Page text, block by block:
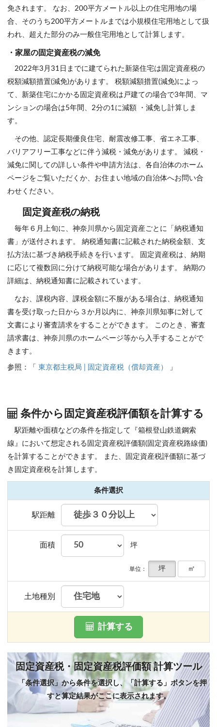
免されます。 なお、200平方メートル以上の住宅用地の場
合、そのうち200平方メートルまでは小規模住宅用地として扱
われ、超えた部分のみ一般住宅用地として計算します。
・家屋の固定資産税の減免
2022年3月31日までに建てられた新築住宅は固定資産税の
税額減額措置(減免)があります。 税額減額措置(減免)によっ
て、新築住宅にかかる固定資産税は戸建ての場合で3年間、マ
ンションの場合は5年間、2分の1に減額 ・減免し計算しま
す。
その他、認定長期優良住宅、耐震改修工事、省エネ工事、
バリアフリー工事などに伴う減税・減免があります。 減税・
減免に関しての詳しい条件や申請方法は、各自治体のホーム
ページをご覧いただくか、お住まい地域の自治体へお問い合
わせください。
固定資産税の納税
毎年６月上旬に、神奈川県から固定資産ごとに「納税通知
書」が送付されます。 納税通知書に記載された納税金額、支
払方法に基づき納税手続きを行います。 固定資産税は、納期
に応じて複数回に分けて納税可能な場合があります。 納期の
詳細は、納税通知書に記載されています。
なお、課税内容、課税金額に不服がある場合は、納税通知
書を受け取った日から３か月以内に、神奈川県知事に対して
文書により審査請求をすることができます。 このとき、審査
請求書は、神奈川県のホームページ等から入手することがで
きます。
参照：「 東京都主税局 | 固定資産税（償却資産） 」
条件から固定資産税評価額を計算する
駅距離や面積などの条件を指定して『箱根登山鉄道鋼索
線』において想定される固定資産税評価額(固定資産税路線価)
を計算することができます。
また、固定資産税評価額に基づ
き固定資産税を計算します。
条件選択
駅距離
面積 坪
単位： 坪 ㎡
土地種別
計算する
固定資産税・固定資産税評価額 計算ツール
「条件選択」から条件を選択し、「計算する」ボタンを押
すと算定結果がここに表示されます。